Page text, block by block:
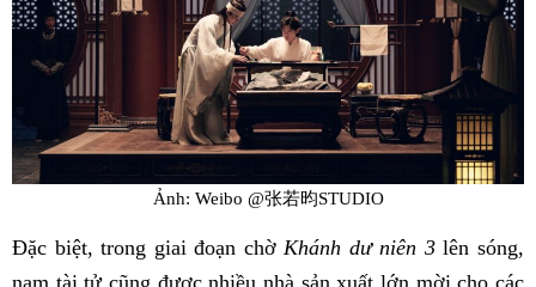
Ảnh: Weibo @张若昀STUDIO
Đặc biệt, trong giai đoạn chờKhánh dư niên 3lên sóng,